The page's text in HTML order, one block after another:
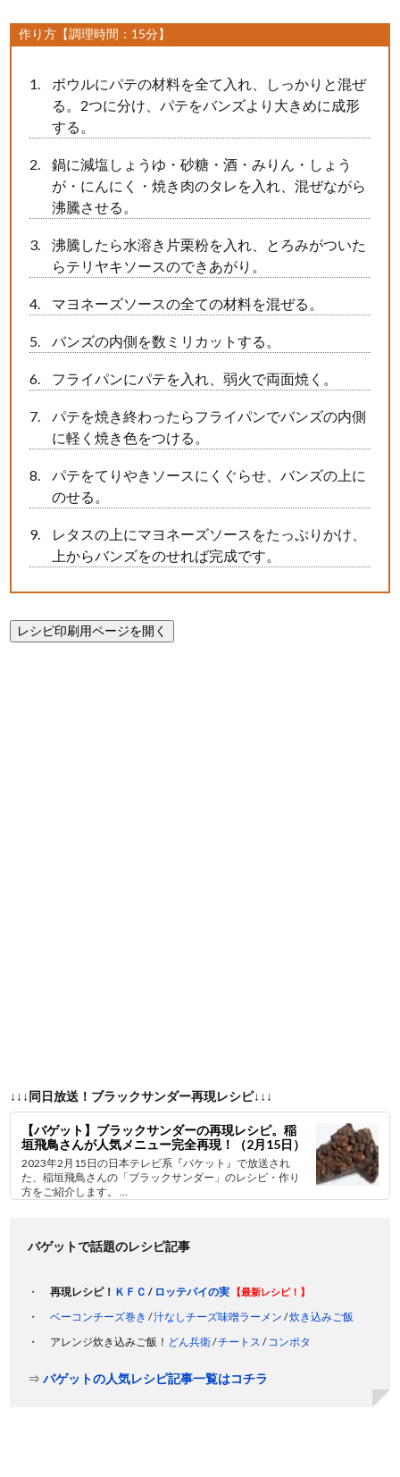
作り方【調理時間：15分】
ボウルにパテの材料を全て入れ、しっかりと混ぜ
る。2つに分け、パテをバンズより大きめに成形
する。
鍋に減塩しょうゆ・砂糖・酒・みりん・しょう
が・にんにく・焼き肉のタレを入れ、混ぜながら
沸騰させる。
沸騰したら水溶き片栗粉を入れ、とろみがついた
らテリヤキソースのできあがり。
マヨネーズソースの全ての材料を混ぜる。
バンズの内側を数ミリカットする。
フライパンにパテを入れ、弱火で両面焼く。
パテを焼き終わったらフライパンでバンズの内側
に軽く焼き色をつける。
パテをてりやきソースにくぐらせ、バンズの上に
のせる。
レタスの上にマヨネーズソースをたっぷりかけ、
上からバンズをのせれば完成です。
↓↓↓同日放送！ブラックサンダー再現レシピ↓↓↓
【バゲット】ブラックサンダーの再現レシピ。稲
垣飛鳥さんが人気メニュー完全再現！（2月15日）
2023年2月15日の日本テレビ系『バケット』で放送され
た、稲垣飛鳥さんの「ブラックサンダー」のレシピ・作り
方をご紹介します。 ...
バゲットで話題のレシピ記事
再現レシピ！ ＫＦＣ / ロッテパイの実 【最新レシピ！】
ベーコンチーズ巻き /汁なしチーズ味噌ラーメン /炊き込みご飯
アレンジ炊き込みご飯！ どん兵衛/チートス / コンポタ
⇒バゲットの人気レシピ記事一覧はコチラ